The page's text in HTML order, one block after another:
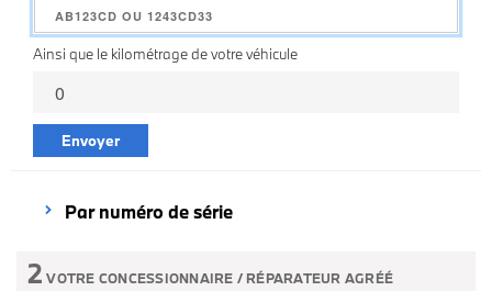
Ainsi que le kilométrage de votre véhicule
Envoyer
Par numéro de série
2 VOTRE CONCESSIONNAIRE / RÉPARATEUR AGRÉÉ